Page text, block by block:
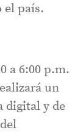
el país.
a 6:00 p.m.
un
digital y de